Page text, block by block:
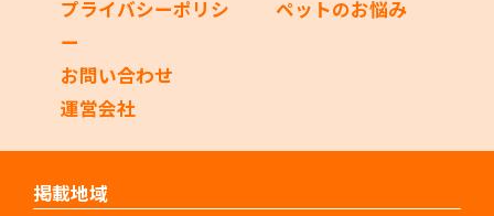
プライバシーポリシ
ー
お問い合わせ
運営会社
ペットのお悩み
掲載地域